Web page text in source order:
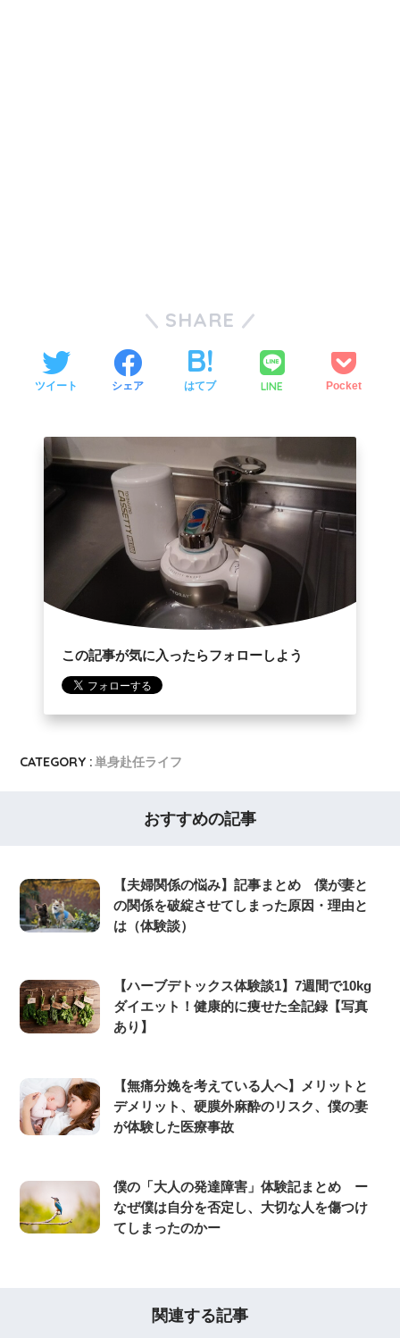
SHARE
ツイート シェア はてブ LINE Pocket
この記事が気に入ったらフォローしよう
CATEGORY :単身赴任ライフ
おすすめの記事
【夫婦関係の悩み】記事まとめ 僕が妻と
の関係を破綻させてしまった原因・理由と
は（体験談）
【ハーブデトックス体験談1】7週間で10kg
ダイエット！健康的に痩せた全記録【写真
あり】
【無痛分娩を考えている人へ】メリットと
デメリット、硬膜外麻酔のリスク、僕の妻
が体験した医療事故
僕の「大人の発達障害」体験記まとめ ー
なぜ僕は自分を否定し、大切な人を傷つけ
てしまったのかー
関連する記事